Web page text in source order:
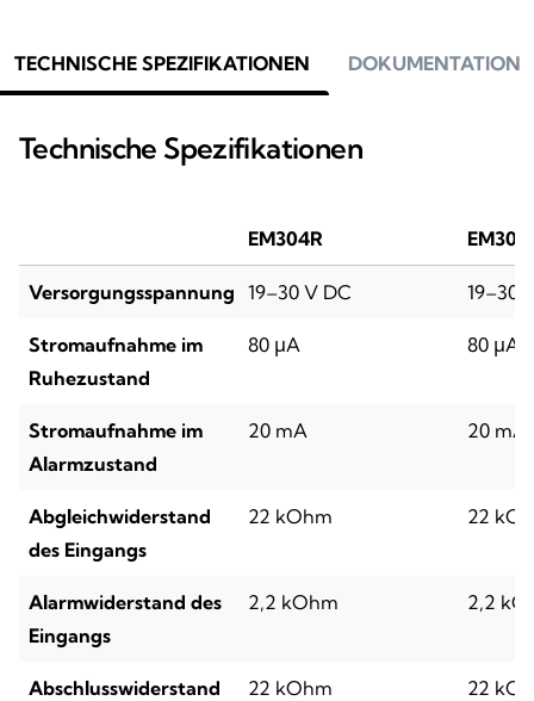
TECHNISCHE SPEZIFIKATIONEN DOKUMENTATION
Technische Spezifikationen
EM304R
Versorgungsspannung 19–30 V DC 19–30
Stromaufnahme im
Ruhezustand
80 μA 80 μA
Stromaufnahme im
Alarmzustand
20 mA 20 mA
Abgleichwiderstand
des Eingangs
22 kOhm 22
Alarmwiderstand des
Eingangs
2,2 kOhm 2,2
Abschlusswiderstand
22 kOhm 22